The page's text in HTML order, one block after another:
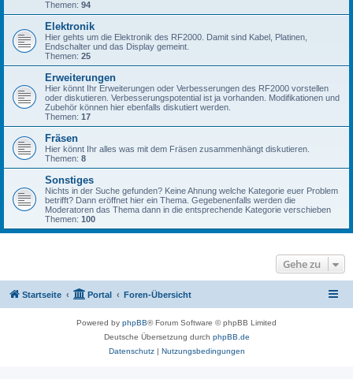
Themen: 94
Elektronik
Hier gehts um die Elektronik des RF2000. Damit sind Kabel, Platinen,
Endschalter und das Display gemeint.
Themen: 25
Erweiterungen
Hier könnt Ihr Erweiterungen oder Verbesserungen des RF2000 vorstellen
oder diskutieren. Verbesserungspotential ist ja vorhanden. Modifikationen und
Zubehör können hier ebenfalls diskutiert werden.
Themen: 17
Fräsen
Hier könnt Ihr alles was mit dem Fräsen zusammenhängt diskutieren.
Themen: 8
Sonstiges
Nichts in der Suche gefunden? Keine Ahnung welche Kategorie euer Problem
betrifft? Dann eröffnet hier ein Thema. Gegebenenfalls werden die
Moderatoren das Thema dann in die entsprechende Kategorie verschieben
Themen: 100
Gehe zu
Startseite Portal Foren-Übersicht
Powered by phpBB® Forum Software © phpBB Limited
Deutsche Übersetzung durch phpBB.de
Datenschutz| Nutzungsbedingungen